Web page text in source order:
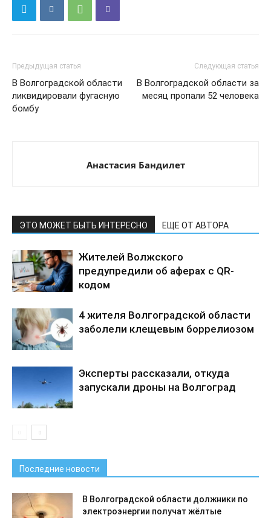
Предыдущая статья
В Волгоградской области
ликвидировали фугасную
бомбу
Следующая статья
В Волгоградской области за
месяц пропали 52 человека
Анастасия Бандилет
ЭТО МОЖЕТ БЫТЬ ИНТЕРЕСНО ЕЩЕ ОТ АВТОРА
Жителей Волжского
предупредили об аферах с QR-
кодом
4 жителя Волгоградской области
заболели клещевым боррелиозом
Эксперты рассказали, откуда
запускали дроны на Волгоград
Последние новости
В Волгоградской области должники по
электроэнергии получат жёлтые